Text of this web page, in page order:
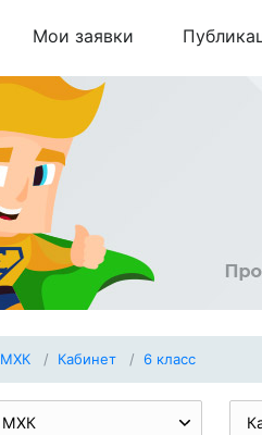
Мои заявки
МХК Кабинет 6 класс
МХК